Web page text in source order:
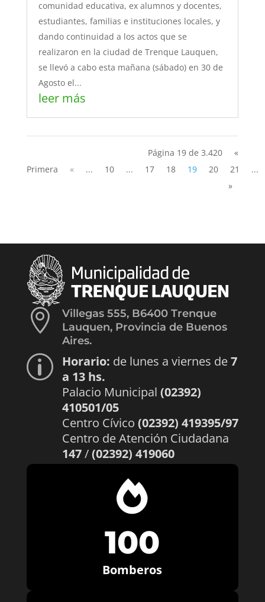
comunidad educativa, ex alumnos y docentes,
estudiantes, familias e instituciones locales, y
dando continuidad a los actos que se
realizaron en la ciudad de Trenque Lauquen,
se llevó a cabo esta mañana (sábado) en 30 de
Agosto el...
leer más
Página 19 de 3.420
«
Primera
« ... 10 ... 17 18 19 20 21
...
»

Villegas 555, B6400 Trenque
Lauquen, Provincia de Buenos
Aires.
p Horario: de lunes a viernes de7
a 13 hs.
Palacio Municipal (02392)
410501/05
Centro Cívico (02392) 419395/97
Centro de Atención Ciudadana
147/(02392) 419060

100
Bomberos